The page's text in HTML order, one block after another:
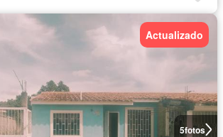
5fotos
Actualizado